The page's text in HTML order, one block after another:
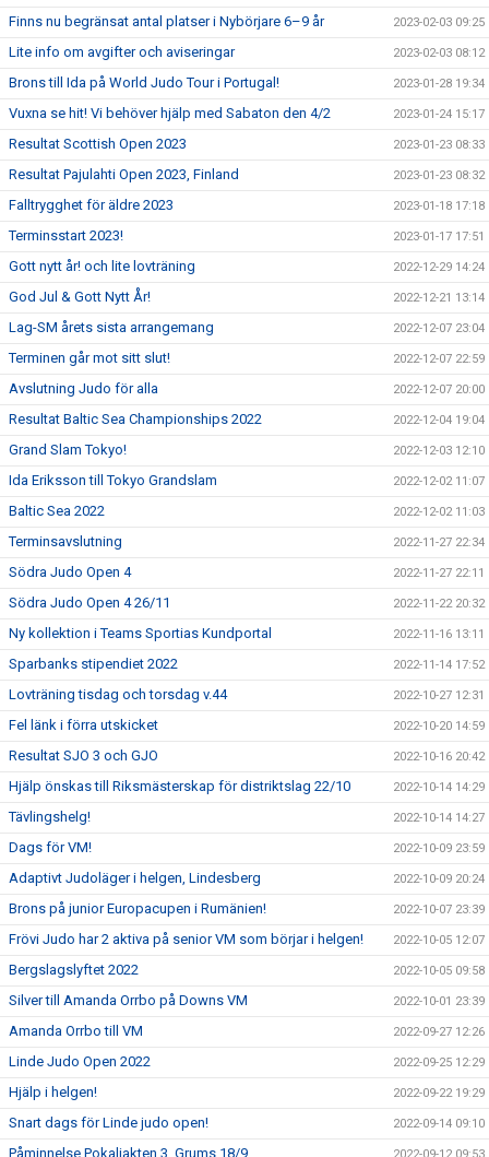
Finns nu begränsat antal platser i Nybörjare 6–9 år 2023-02-03 09:25
Lite info om avgifter och aviseringar 2023-02-03 08:12
Brons till Ida på World Judo Tour i Portugal! 2023-01-28 19:34
Vuxna se hit! Vi behöver hjälp med Sabaton den 4/2 2023-01-24 15:17
Resultat Scottish Open 2023 2023-01-23 08:33
Resultat Pajulahti Open 2023, Finland 2023-01-23 08:32
Falltrygghet för äldre 2023 2023-01-18 17:18
Terminsstart 2023! 2023-01-17 17:51
Gott nytt år! och lite lovträning 2022-12-29 14:24
God Jul & Gott Nytt År! 2022-12-21 13:14
Lag-SM årets sista arrangemang 2022-12-07 23:04
Terminen går mot sitt slut! 2022-12-07 22:59
Avslutning Judo för alla 2022-12-07 20:00
Resultat Baltic Sea Championships 2022 2022-12-04 19:04
Grand Slam Tokyo! 2022-12-03 12:10
Ida Eriksson till Tokyo Grandslam 2022-12-02 11:07
Baltic Sea 2022 2022-12-02 11:03
Terminsavslutning 2022-11-27 22:34
Södra Judo Open 4 2022-11-27 22:11
Södra Judo Open 4 26/11 2022-11-22 20:32
Ny kollektion i Teams Sportias Kundportal 2022-11-16 13:11
Sparbanks stipendiet 2022 2022-11-14 17:52
Lovträning tisdag och torsdag v.44 2022-10-27 12:31
Fel länk i förra utskicket 2022-10-20 14:59
Resultat SJO 3 och GJO 2022-10-16 20:42
Hjälp önskas till Riksmästerskap för distriktslag 22/10 2022-10-14 14:29
Tävlingshelg! 2022-10-14 14:27
Dags för VM! 2022-10-09 23:59
Adaptivt Judoläger i helgen, Lindesberg 2022-10-09 20:24
Brons på junior Europacupen i Rumänien! 2022-10-07 23:39
Frövi Judo har 2 aktiva på senior VM som börjar i helgen! 2022-10-05 12:07
Bergslagslyftet 2022 2022-10-05 09:58
Silver till Amanda Orrbo på Downs VM 2022-10-01 23:39
Amanda Orrbo till VM 2022-09-27 12:26
Linde Judo Open 2022 2022-09-25 12:29
Hjälp i helgen! 2022-09-22 19:29
Snart dags för Linde judo open! 2022-09-14 09:10
Påminnelse Pokaljakten 3, Grums 18/9